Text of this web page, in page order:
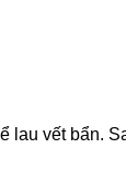
vết bẩn.